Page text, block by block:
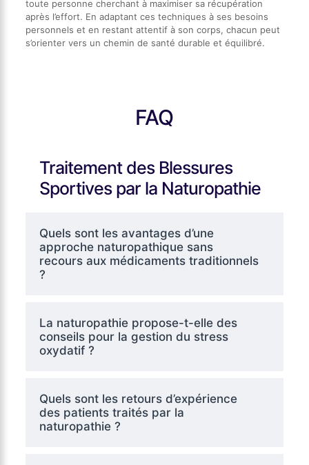
toute personne cherchant à maximiser sa récupération
après l’effort. En adaptant ces techniques à ses besoins
personnels et en restant attentif à son corps, chacun peut
s’orienter vers un chemin de santé durable et équilibré.
FAQ
Traitement des Blessures
Sportives par la Naturopathie
Quels sont les avantages d’une
approche naturopathique sans
recours aux médicaments traditionnels
?
La naturopathie propose-t-elle des
conseils pour la gestion du stress
oxydatif ?
Quels sont les retours d’expérience
des patients traités par la
naturopathie ?